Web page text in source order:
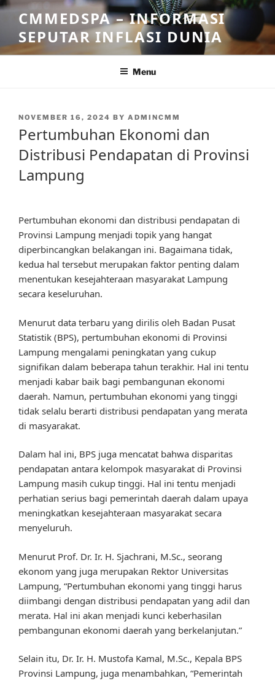
Skip
content
CMMEDSPA – INFORMASI
SEPUTAR INFLASI DUNIA
Menu
POSTED
NOVEMBER 16, 2024 BY ADMINCMM
Pertumbuhan Ekonomi dan
Distribusi Pendapatan di Provinsi
Lampung
Pertumbuhan ekonomi dan distribusi pendapatan di
Provinsi Lampung menjadi topik yang hangat
diperbincangkan belakangan ini. Bagaimana tidak,
kedua hal tersebut merupakan faktor penting dalam
menentukan kesejahteraan masyarakat Lampung
secara keseluruhan.
Menurut data terbaru yang dirilis oleh Badan Pusat
Statistik (BPS), pertumbuhan ekonomi di Provinsi
Lampung mengalami peningkatan yang cukup
signifikan dalam beberapa tahun terakhir. Hal ini tentu
menjadi kabar baik bagi pembangunan ekonomi
daerah. Namun, pertumbuhan ekonomi yang tinggi
tidak selalu berarti distribusi pendapatan yang merata
di masyarakat.
Dalam hal ini, BPS juga mencatat bahwa disparitas
pendapatan antara kelompok masyarakat di Provinsi
Lampung masih cukup tinggi. Hal ini tentu menjadi
perhatian serius bagi pemerintah daerah dalam upaya
meningkatkan kesejahteraan masyarakat secara
menyeluruh.
Menurut Prof. Dr. Ir. H. Sjachrani, M.Sc., seorang
ekonom yang juga merupakan Rektor Universitas
Lampung, “Pertumbuhan ekonomi yang tinggi harus
diimbangi dengan distribusi pendapatan yang adil dan
merata. Hal ini akan menjadi kunci keberhasilan
pembangunan ekonomi daerah yang berkelanjutan.”
Selain itu, Dr. Ir. H. Mustofa Kamal, M.Sc., Kepala BPS
Provinsi Lampung, juga menambahkan, “Pemerintah